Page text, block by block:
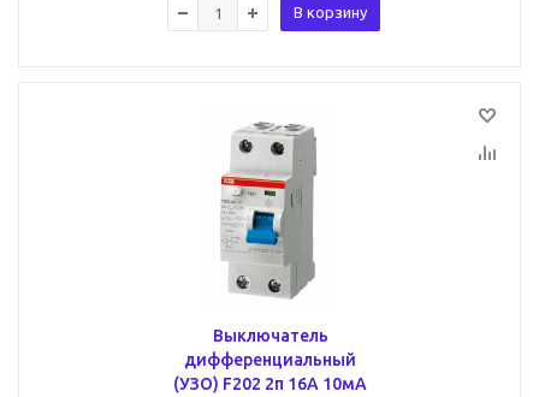
В корзину
Выключатель
дифференциальный
(УЗО) F202 2п 16А 10мА